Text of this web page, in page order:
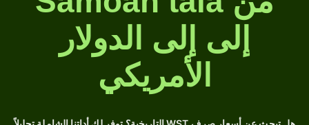
إلى إلى الدولار
الأمريكي